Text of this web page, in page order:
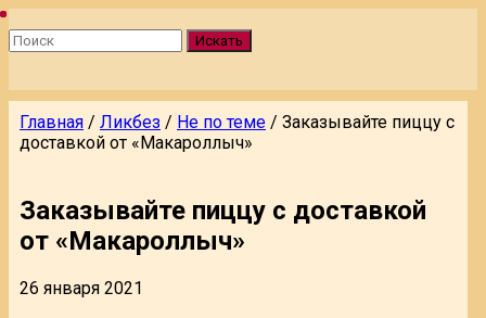
Искать
Главная / Ликбез / Не по теме / Заказывайте пиццу с
доставкой от «Макароллыч»
Заказывайте пиццу с доставкой
от «Макароллыч»
26 января 2021